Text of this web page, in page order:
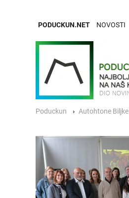
PODUCKUN.NET NOVOSTI
Poduckun Autohtone Biljke